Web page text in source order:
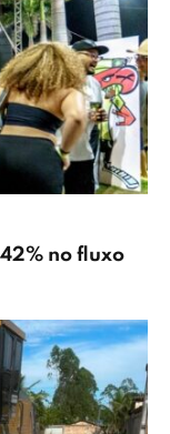
no fluxo